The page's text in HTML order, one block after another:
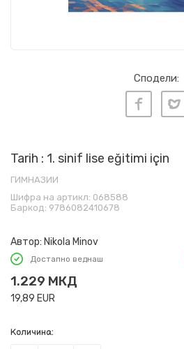
Сподели:
Tarih : 1. sinif lise eğitimi için
ГИМНАЗИИ
Шифра на артикл: 068588
Баркод: 9786082410678
Автор: Nikola Minov
Достапно веднаш
1.229 МКД
19,89 EUR
Количина: